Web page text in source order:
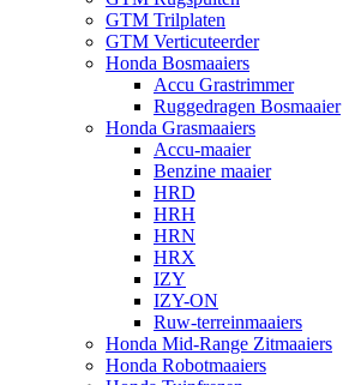
GTM Trilplaten
GTM Verticuteerder
Honda Bosmaaiers
Accu Grastrimmer
Ruggedragen Bosmaaier
Honda Grasmaaiers
Accu-maaier
Benzine maaier
HRD
HRH
HRN
HRX
IZY
IZY-ON
Ruw-terreinmaaiers
Honda Mid-Range Zitmaaiers
Honda Robotmaaiers